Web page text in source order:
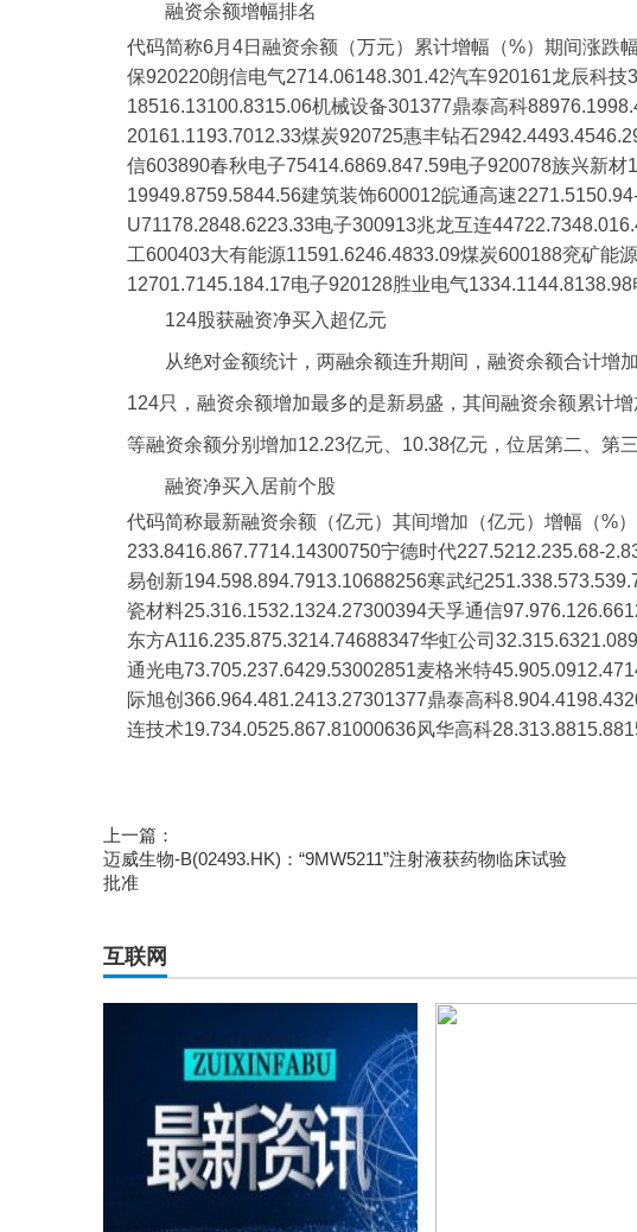
融资余额增幅排名
代码简称6月4日融资余额（万元）累计增幅（%）期间涨跌
保920220朗信电气2714.06148.301.42汽车920161龙辰科
18516.13100.8315.06机械设备301377鼎泰高科
20161.1193.7012.33煤炭920725惠丰钻石
信603890春秋电子75414.6869.847.59电子920078族兴新
19949.8759.5844.56建筑装饰600012皖通高速
U71178.2848.6223.33电子300913兆龙互连
工600403大有能源11591.6246.4833.09煤炭600188兖矿能
12701.7145.184.17电子920128胜业电气
124股获融资净买入超亿元
从绝对金额统计，两融余额连升期间，融资余额合计增
124只，融资余额增加最多的是新易盛，其间融资余额累计
等融资余额分别增加12.23亿元、10.38亿元，位居第二、第三
融资净买入居前个股
代码简称最新融资余额（亿元）其间增加（亿元）增幅（%
233.8416.867.7714.14300750宁德时代227.5212.235.68-
易创新194.598.894.7913.10688256寒武纪
瓷材料25.316.1532.1324.27300394天孚通信
东方A116.235.875.3214.74688347华虹公司
通光电73.705.237.6429.53002851麦格米特
际旭创366.964.481.2413.27301377鼎泰高科
连技术19.734.0525.867.81000636风华高科
上一篇：
迈威生物-B(02493.HK)：“9MW5211”注射液获药物临床试验
批准
互联网